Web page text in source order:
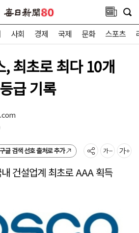
사회 경제 국제 문화 스포츠
, 최초로 최다 10개
급 기록
구글 검색 선호 출처로 추가
건설업계 최초로 AAA 획득